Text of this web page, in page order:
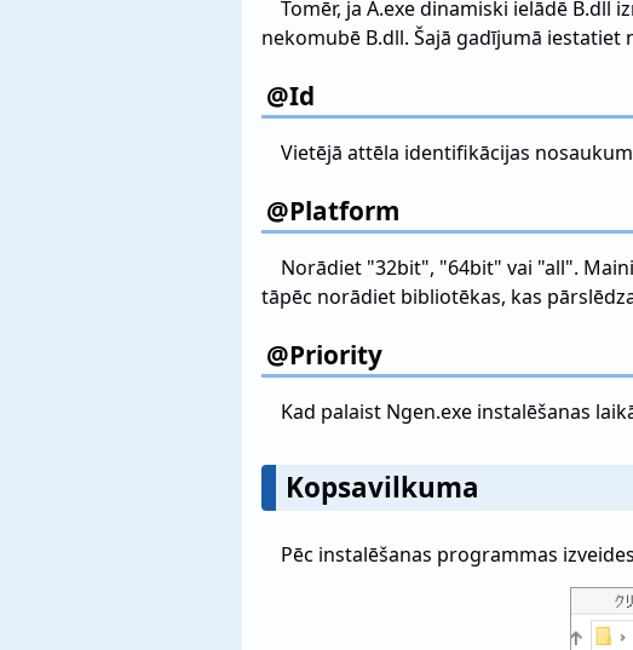
Tomēr, ja A.exe dinamiski ielādē B.dll
nekomubē B.dll. Šajā gadījumā iestatiet
@Id
Vietējā attēla identifikācijas
@Platform
Norādiet "32bit", "64bit" vai "all".
tāpēc norādiet bibliotēkas, kas
@Priority
Kad palaist Ngen.exe instalēšanas
Kopsavilkuma
Pēc instalēšanas programmas